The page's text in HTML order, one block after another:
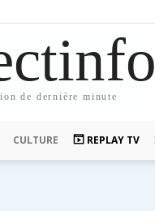
de dernière minute
CULTURE REPLAY TV